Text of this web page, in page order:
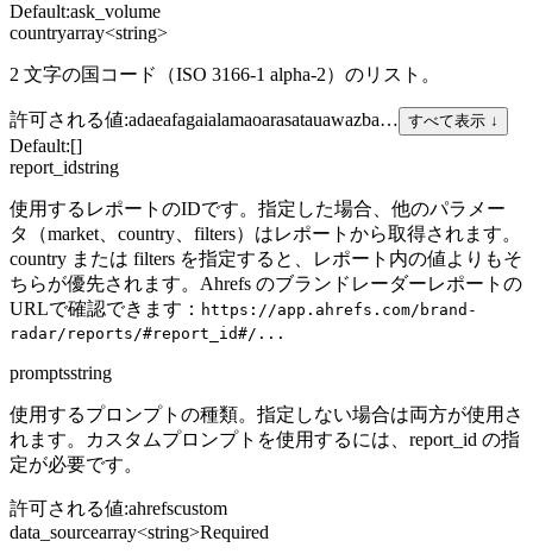
Default:ask_volume
countryarray<string>
2 文字の国コード（ISO 3166-1 alpha-2）のリスト。
許可される値:adaeafagaialamaoarasatauawazba… すべて表示 ↓
Default:[]
report_idstring
使用するレポートのIDです。指定した場合、他のパラメー
タ（market、country、filters）はレポートから取得されます。
country または filters を指定すると、レポート内の値よりもそ
ちらが優先されます。Ahrefs のブランドレーダーレポートの
URLで確認できます： https://app.ahrefs.com/brand-
radar/reports/#report_id#/...
promptsstring
使用するプロンプトの種類。指定しない場合は両方が使用さ
れます。カスタムプロンプトを使用するには、report_id の指
定が必要です。
許可される値:ahrefscustom
data_sourcearray<string>Required